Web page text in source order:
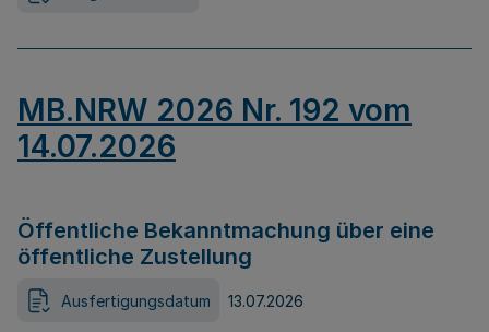
MB.NRW 2026 Nr. 192 vom
14.07.2026
Öffentliche Bekanntmachung über eine
öffentliche Zustellung
Ausfertigungsdatum 13.07.2026